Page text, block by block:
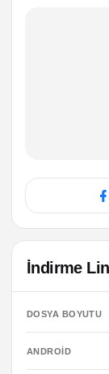
İndirme
DOSYA BOYUTU
ANDROID